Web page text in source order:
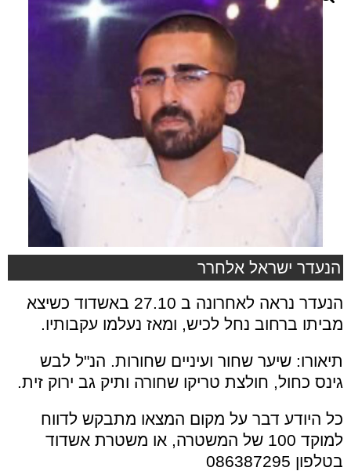
הנעדר ישראל אלחרר
הנעדר נראה לאחרונה ב 27.10 באשדוד כשיצא
מביתו ברחוב נחל לכיש, ומאז נעלמו עקבותיו.
תיאורו: שיער שחור ועיניים שחורות. הנ"ל לבש
גינס כחול, חולצת טריקו שחורה ותיק גב ירוק זית.
כל היודע דבר על מקום המצאו מתבקש לדווח
למוקד 100 של המשטרה, או משטרת אשדוד
בטלפון 086387295